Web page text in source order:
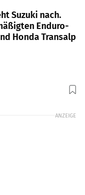
Suzuki nach.
Enduro-
Honda Transalp
Foto: Gargolov
ANZEIGE